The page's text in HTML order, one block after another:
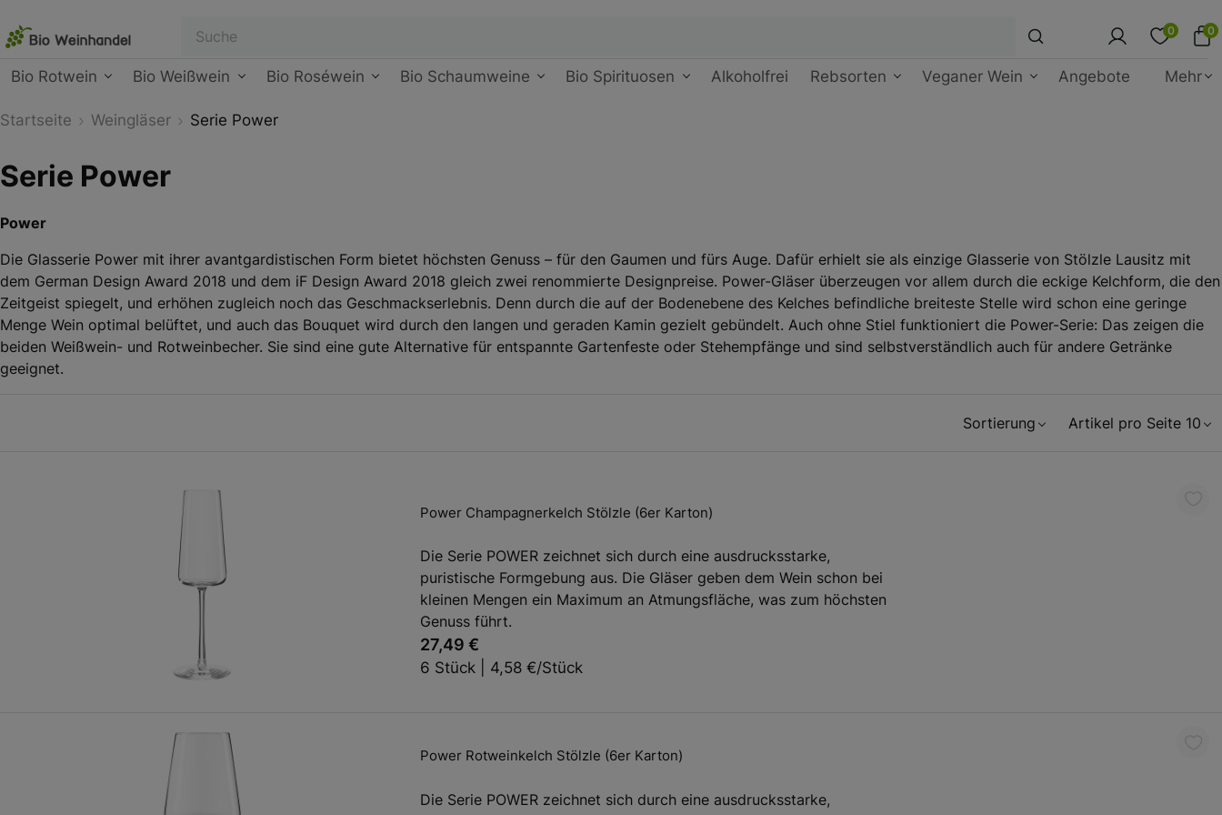
0 0
Bio Rotwein Bio Weißwein Bio Roséwein Bio Schaumweine Bio Spirituosen Alkoholfrei Rebsorten Veganer Wein Angebote Mehr
Startseite Weingläser Serie Power
Serie Power
Power
Die Glasserie Power mit ihrer avantgardistischen Form bietet höchsten Genuss – für den Gaumen und fürs Auge. Dafür erhielt sie als einzige Glasserie von Stölzle Lausitz mit
dem German Design Award 2018 und dem iF Design Award 2018 gleich zwei renommierte Designpreise. Power-Gläser überzeugen vor allem durch die eckige Kelchform, die den
Zeitgeist spiegelt, und erhöhen zugleich noch das Geschmackserlebnis. Denn durch die auf der Bodenebene des Kelches befindliche breiteste Stelle wird schon eine geringe
Menge Wein optimal belüftet, und auch das Bouquet wird durch den langen und geraden Kamin gezielt gebündelt. Auch ohne Stiel funktioniert die Power-Serie: Das zeigen die
beiden Weißwein- und Rotweinbecher. Sie sind eine gute Alternative für entspannte Gartenfeste oder Stehempfänge und sind selbstverständlich auch für andere Getränke
geeignet.
Sortierung Artikel pro Seite 10
Power Champagnerkelch Stölzle (6er Karton)
Die Serie POWER zeichnet sich durch eine ausdrucksstarke,
puristische Formgebung aus. Die Gläser geben dem Wein schon bei
kleinen Mengen ein Maximum an Atmungsfläche, was zum höchsten
Genuss führt.
27,49 €
6 Stück | 4,58 €/Stück
Power Rotweinkelch Stölzle (6er Karton)
Die Serie POWER zeichnet sich durch eine ausdrucksstarke,